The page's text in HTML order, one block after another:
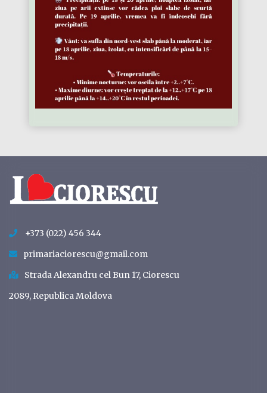
+373 (022) 456 344
primariaciorescu@gmail.com
Strada Alexandru cel Bun 17, Ciorescu
2089, Republica Moldova